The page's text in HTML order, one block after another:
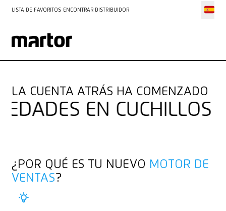
LISTA DE FAVORITOS ENCONTRAR DISTRIBUIDOR
UN PESO PLUMA IMPRESIONANTE
SECUPRO 425
LA CUENTA ATRÁS HA COMENZADO
EN CUCHILLOS
¿POR QUÉ ES TU NUEVO MOTOR DE
VENTAS?